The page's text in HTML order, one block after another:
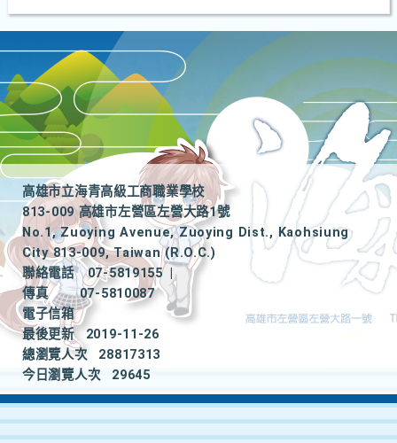
高雄市立海青高級工商職業學校
813-009 高雄市左營區左營大路1號
No.1, Zuoying Avenue, Zuoying Dist., Kaohsiung
City 813-009, Taiwan (R.O.C.)
聯絡電話
07-5819155
|
傳真
07-5810087
電子信箱
最後更新
2019-11-26
總瀏覽人次
28817313
今日瀏覽人次
29645